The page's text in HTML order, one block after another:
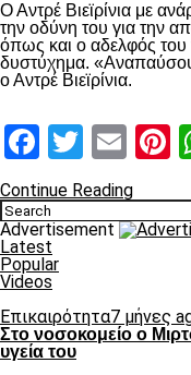
Ο Αντρέ Βιεϊρίνια με
την οδύνη του για την
όπως και ο αδελφός του
δυστύχημα.
ο Αντρέ Βιεϊρίνια.
Facebook
Twitter
Continue Reading
Advertisement
Latest
Popular
Videos
Επικαιρότητα7 μήνες
Στο νοσοκομείο ο
υγεία του